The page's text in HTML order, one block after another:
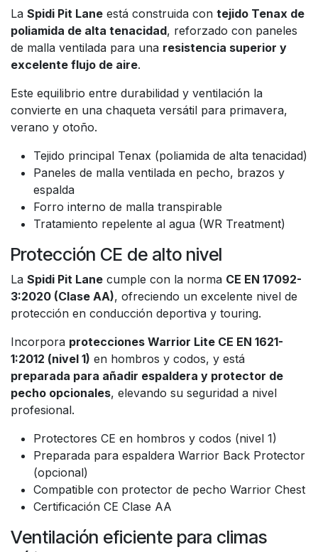
La Spidi Pit Lane está construida con tejido Tenax de
poliamida de alta tenacidad, reforzado con paneles
de malla ventilada para una resistencia superior y
excelente flujo de aire.
Este equilibrio entre durabilidad y ventilación la
convierte en una chaqueta versátil para primavera,
verano y otoño.
Tejido principal Tenax (poliamida de alta tenacidad)
Paneles de malla ventilada en pecho, brazos y
espalda
Forro interno de malla transpirable
Tratamiento repelente al agua (WR Treatment)
Protección CE de alto nivel
La Spidi Pit Lane cumple con la norma CE EN 17092-
3:2020 (Clase AA), ofreciendo un excelente nivel de
protección en conducción deportiva y touring.
Incorpora protecciones Warrior Lite CE EN 1621-
1:2012 (nivel 1) en hombros y codos, y está
preparada para añadir espaldera y protector de
pecho opcionales, elevando su seguridad a nivel
profesional.
Protectores CE en hombros y codos (nivel 1)
Preparada para espaldera Warrior Back Protector
(opcional)
Compatible con protector de pecho Warrior Chest
Certificación CE Clase AA
Ventilación eficiente para climas